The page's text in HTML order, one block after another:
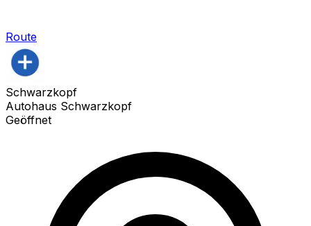
Route
Schwarzkopf
Autohaus Schwarzkopf
Geöffnet